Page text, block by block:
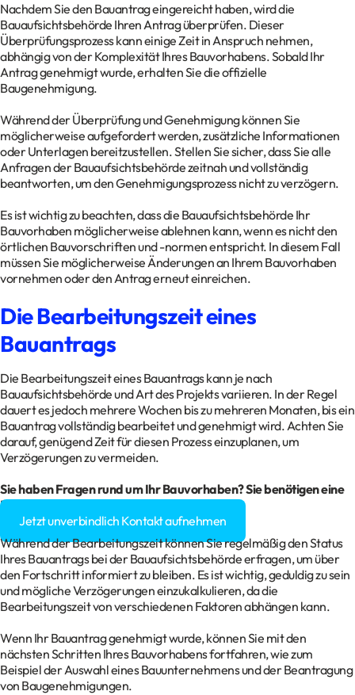
Nachdem Sie den Bauantrag eingereicht haben, wird die
Bauaufsichtsbehörde Ihren Antrag überprüfen. Dieser
Überprüfungsprozess kann einige Zeit in Anspruch nehmen,
abhängig von der Komplexität Ihres Bauvorhabens. Sobald Ihr
Antrag genehmigt wurde, erhalten Sie die offizielle
Baugenehmigung.
Während der Überprüfung und Genehmigung können Sie
möglicherweise aufgefordert werden, zusätzliche Informationen
oder Unterlagen bereitzustellen. Stellen Sie sicher, dass Sie alle
Anfragen der Bauaufsichtsbehörde zeitnah und vollständig
beantworten, um den Genehmigungsprozess nicht zu verzögern.
Es ist wichtig zu beachten, dass die Bauaufsichtsbehörde Ihr
Bauvorhaben möglicherweise ablehnen kann, wenn es nicht den
örtlichen Bauvorschriften und -normen entspricht. In diesem Fall
müssen Sie möglicherweise Änderungen an Ihrem Bauvorhaben
vornehmen oder den Antrag erneut einreichen.
Die Bearbeitungszeit eines
Bauantrags
Die Bearbeitungszeit eines Bauantrags kann je nach
Bauaufsichtsbehörde und Art des Projekts variieren. In der Regel
dauert es jedoch mehrere Wochen bis zu mehreren Monaten, bis ein
Bauantrag vollständig bearbeitet und genehmigt wird. Achten Sie
darauf, genügend Zeit für diesen Prozess einzuplanen, um
Verzögerungen zu vermeiden.
Sie haben Fragen rund um Ihr Bauvorhaben? Sie benötigen eine
Baugenehmigung?
Jetzt unverbindlich Kontakt aufnehmen
Während der Bearbeitungszeit können Sie regelmäßig den Status
Ihres Bauantrags bei der Bauaufsichtsbehörde erfragen, um über
den Fortschritt informiert zu bleiben. Es ist wichtig, geduldig zu sein
und mögliche Verzögerungen einzukalkulieren, da die
Bearbeitungszeit von verschiedenen Faktoren abhängen kann.
Wenn Ihr Bauantrag genehmigt wurde, können Sie mit den
nächsten Schritten Ihres Bauvorhabens fortfahren, wie zum
Beispiel der Auswahl eines Bauunternehmens und der Beantragung
von Baugenehmigungen.